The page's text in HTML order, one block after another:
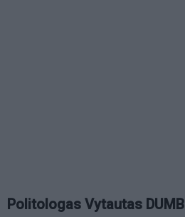
Politologas Vytautas